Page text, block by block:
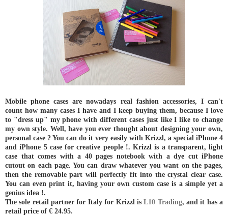
Mobile phone cases are nowadays real fashion accessories, I can't
count how many cases I have and I keep buying them, because I love
to "dress up" my phone with different cases just like I like to change
my own style. Well, have you ever thought about designing your own,
personal case ? You can do it very easily with Krizzl, a special iPhone 4
and iPhone 5 case for creative people !. Krizzl is a transparent, light
case that comes with a 40 pages notebook with a dye cut iPhone
cutout on each page. You can draw whatever you want on the pages,
then the removable part will perfectly fit into the crystal clear case.
You can even print it, having your own custom case is a simple yet a
genius idea !.
The sole retail partner for Italy for Krizzl isL10 Trading, and it has a
retail price of € 24.95.